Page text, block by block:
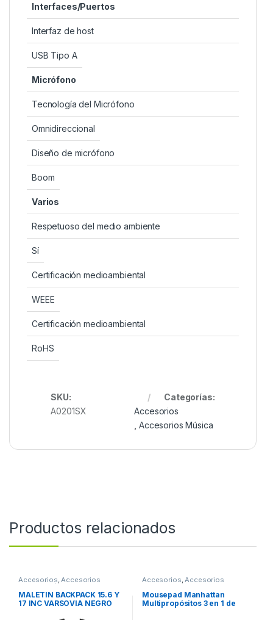
Interfaces/Puertos
Interfaz de host
USB Tipo A
Micrófono
Tecnología del Micrófono
Omnidireccional
Diseño de micrófono
Boom
Varios
Respetuoso del medio ambiente
Sí
Certificación medioambiental
WEEE
Certificación medioambiental
RoHS
SKU:
A0201SX
Categorías:
Accesorios
Accesorios Música
Productos relacionados
Accesorios Accesorios
Notebook / Tablet
MALETIN BACKPACK 15.6 Y
17 INC VARSOVIA NEGRO
Accesorios Accesorios
Mousepad Manhattan
Multipropósitos 3 en 1 de